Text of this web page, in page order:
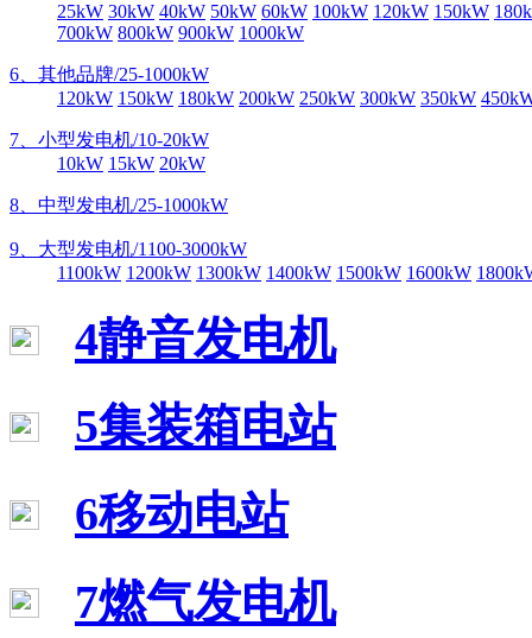
25kW 30kW 40kW 50kW 60kW 100kW 120kW 150kW
700kW 800kW 900kW 1000kW
6、其他品牌/25-1000kW
120kW 150kW 180kW 200kW 250kW 300kW 350kW
7、小型发电机/10-20kW
10kW 15kW 20kW
8、中型发电机/25-1000kW
9、大型发电机/1100-3000kW
1100kW 1200kW 1300kW 1400kW 1500kW 1600kW
4静音发电机
5集装箱电站
6移动电站
7燃气发电机